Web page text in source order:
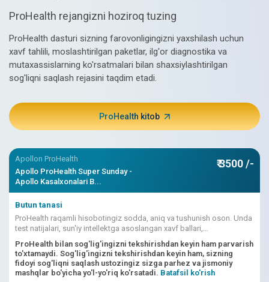
ProHealth rejangizni hoziroq tuzing
ProHealth dasturi sizning farovonligingizni yaxshilash uchun
xavf tahlili, moslashtirilgan paketlar, ilg'or diagnostika va
mutaxassislarning ko'rsatmalari bilan shaxsiylashtirilgan
sog'liqni saqlash rejasini taqdim etadi.
ProHealth kitob
Apollon ProHealth
Apollo ProHealth Super Sunday -
Apollo Kasalxonalari B...
₹ 3500 /-
Butun tanasi
ProHealth raqamli hisobotingiz sodda, aniq va tushunish oson. Unda
test natijalari, sun'iy intellektga asoslangan xavf ballari,
ProHealth bilan sog'lig'ingizni tekshirishdan keyin ham parvarish
to'xtamaydi. Sog'lig'ingizni tekshirishdan keyin ham, sizning
fidoyi sog'liqni saqlash ustozingiz sizga parhez va jismoniy
mashqlar bo'yicha yo'l-yo'riq ko'rsatadi. Batafsil ko'rish